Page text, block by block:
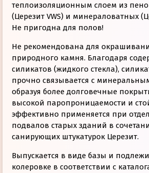
теплоизоляционным слоем из
(Церезит VWS) и минераловатных
Не пригодна для полов!
Не рекомендована для
природного камня. Благодаря
силикатов (жидкого стекла),
прочно связывается с
образуя более долговечные
высокой паропроницаемости и
эффективно применяется при
подвалов старых зданий в
санирующих штукатурок Церезит.
Выпускается в виде базы и
колеровке в соответствии с